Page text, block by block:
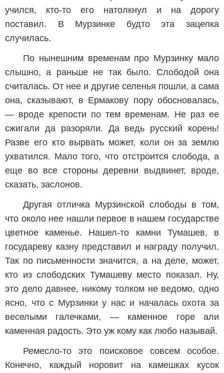
учился, кто-то его натолкнул и на дорогу
поставил. В Мурзинке будто эта зацепка
случилась.
По нынешним временам про Мурзинку мало
слышно, а раньше не так было. Слободой она
считалась. От нее и другие селенья пошли, а сама
она, сказывают, в Ермакову пору обосновалась,
— вроде крепости по тем временам. Не раз ее
сжигали да разоряли. Да ведь русский корень!
Разве его кто вырвать может, коли он за землю
ухватился. Мало того, что отстроится слобода, а
еще во все стороны деревни выдвинет, вроде,
сказать, заслонов.
Другая отличка Мурзинской слободы в том,
что около нее нашли первое в нашем государстве
цветное каменье. Нашел-то камни Тумашев, в
государеву казну представил и награду получил.
Так по письменности значится, а на деле, может,
кто из слободских Тумашеву место показал. Ну,
это дело давнее, никому толком не ведомо, одно
ясно, что с Мурзинки у нас и началась охота за
веселыми галечками, — каменное горе али
каменная радость. Это уж кому как любо называй.
Ремесло-то это поисковое совсем особое.
Конечно, каждый норовит на камешках кусок